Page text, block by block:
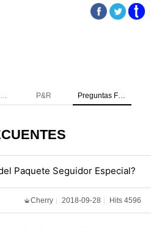
Pregunta Directa P&R Preguntas Frecuentes
Paquete Seguidor Especial?
Cherry 2018-09-28 Hits 4596